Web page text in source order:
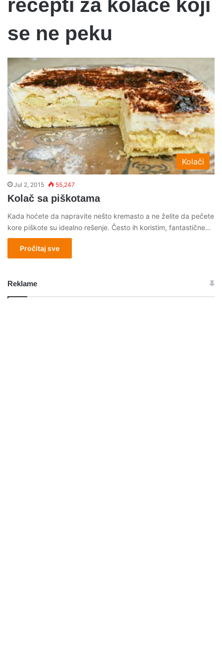
recepti za kolace koji
se ne peku
Kolači
Jul 2, 2015 55,247
Kolač sa piškotama
Kada hoćete da napravite nešto kremasto a ne želite da pečete
kore piškote su idealno rešenje. Često ih koristim, fantastične…
Pročitaj sve
Reklame